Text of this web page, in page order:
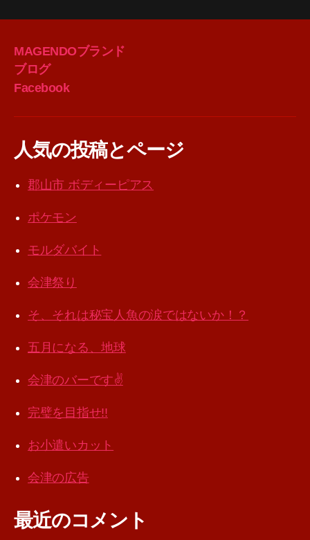
MAGENDOブランド
ブログ
Facebook
人気の投稿とページ
郡山市 ボディーピアス
ポケモン
モルダバイト
会津祭り
そ、それは秘宝人魚の涙ではないか！？
五月になる、地球
会津のバーです✌️
完璧を目指せ!!
お小遣いカット
会津の広告
最近のコメント